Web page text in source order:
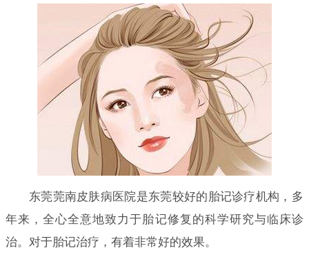
东莞莞南皮肤病医院是东莞较好的胎记诊疗机构，多
年来，全心全意地致力于胎记修复的科学研究与临床诊
治。对于胎记治疗，有着非常好的效果。